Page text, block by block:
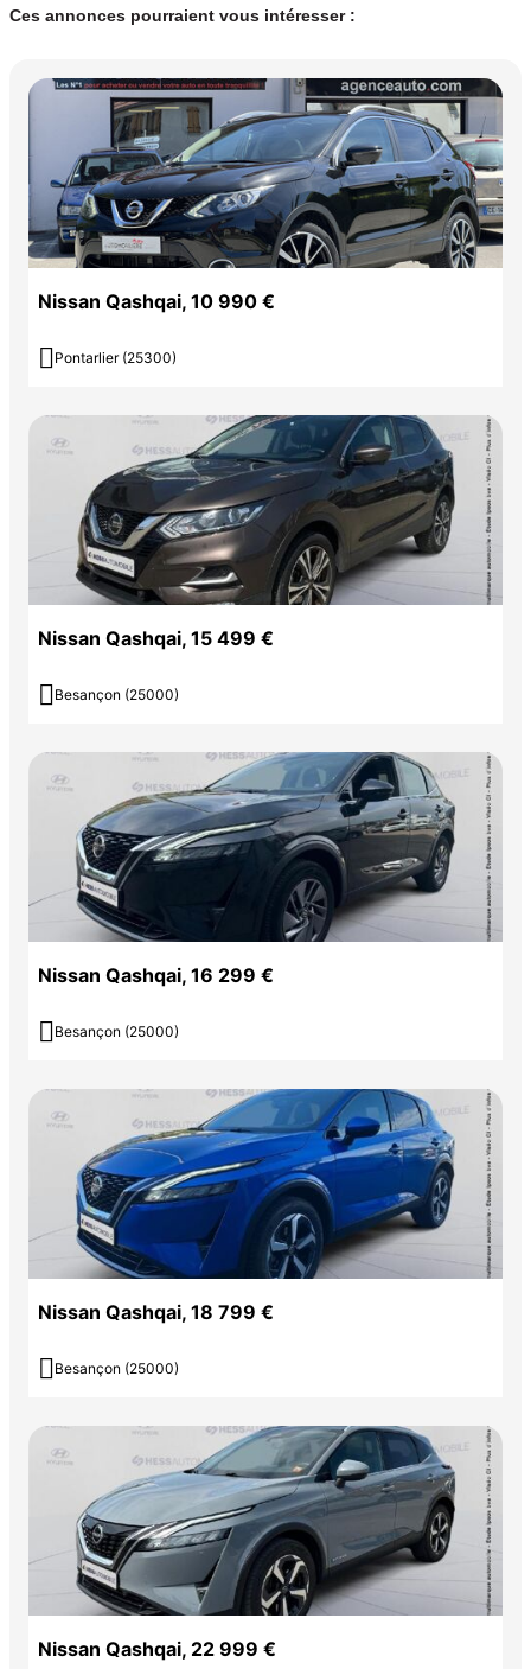
Ces annonces pourraient vous intéresser :
Nissan Qashqai, 10 990 €
 Pontarlier (25300)
Nissan Qashqai, 15 499 €
 Besançon (25000)
Nissan Qashqai, 16 299 €
 Besançon (25000)
Nissan Qashqai, 18 799 €
 Besançon (25000)
Nissan Qashqai, 22 999 €